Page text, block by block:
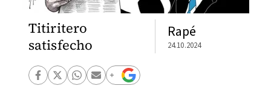
Titiritero
satisfecho
Rapé
24.10.2024